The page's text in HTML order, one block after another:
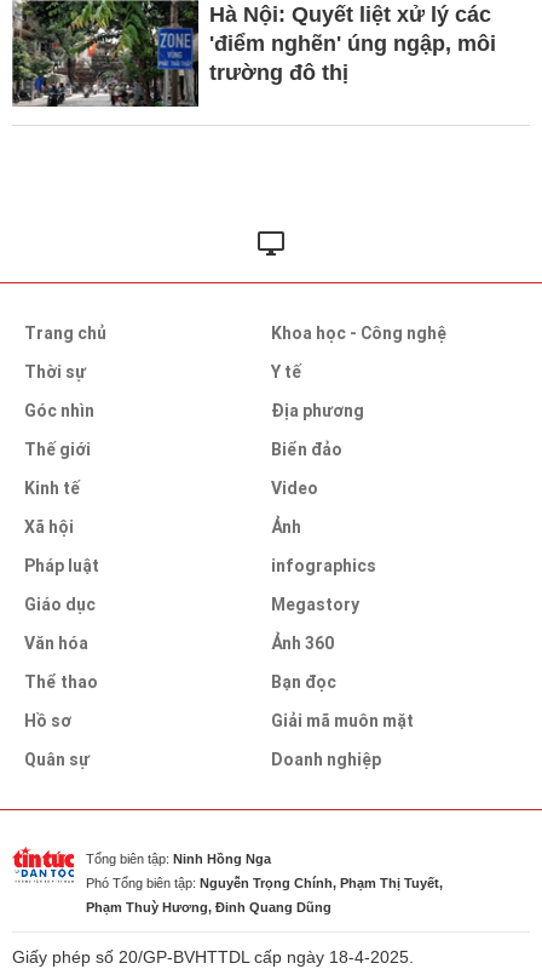
Hà Nội: Quyết liệt xử lý các
'điểm nghẽn' úng ngập, môi
trường đô thị
Trang chủ
Thời sự
Góc nhìn
Thế giới
Kinh tế
Xã hội
Pháp luật
Giáo dục
Văn hóa
Thể thao
Hồ sơ
Quân sự
Khoa học - Công nghệ
Y tế
Địa phương
Biển đảo
Video
Ảnh
infographics
Megastory
Ảnh 360
Bạn đọc
Giải mã muôn mặt
Doanh nghiệp
Tổng biên tập: Ninh Hồng Nga
Phó Tổng biên tập: Nguyễn Trọng Chính, Phạm Thị Tuyết,
Phạm Thuỳ Hương, Đinh Quang Dũng
Giấy phép số 20/GP-BVHTTDL cấp ngày 18-4-2025.